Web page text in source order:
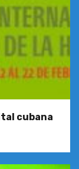
cubana